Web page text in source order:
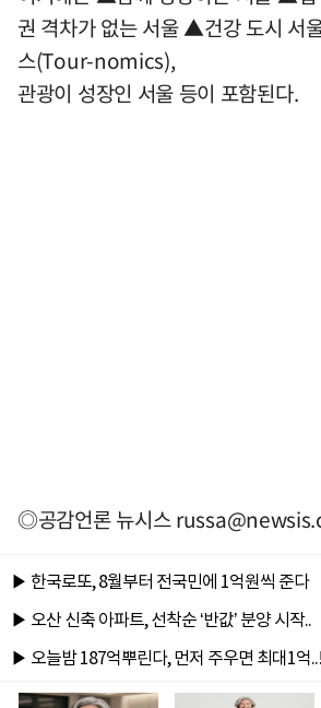
권 격차가 없는 서울 ▲건강 도시 서
스(Tour-nomics),
관광이 성장인 서울 등이 포함된다.
◎공감언론 뉴시스